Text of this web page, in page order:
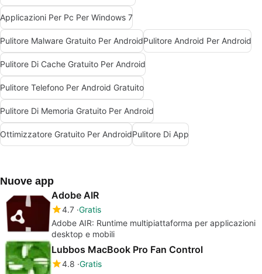
Applicazioni Per Pc Per Windows 7
Pulitore Malware Gratuito Per AndroidPulitore Android Per Android
Pulitore Di Cache Gratuito Per Android
Pulitore Telefono Per Android Gratuito
Pulitore Di Memoria Gratuito Per Android
Ottimizzatore Gratuito Per AndroidPulitore Di App
Nuove app
Adobe AIR
4.7 Gratis
Adobe AIR: Runtime multipiattaforma per applicazioni
desktop e mobili
Lubbos MacBook Pro Fan Control
4.8 Gratis